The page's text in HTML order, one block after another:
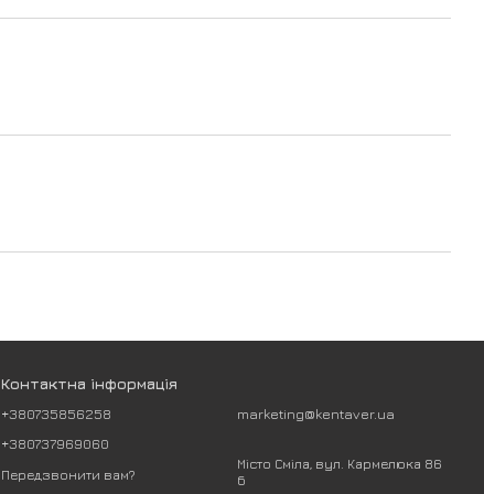
Контактна інформація
+380735856258
+380737969060
Передзвонити вам?
marketing@kentaver.ua
Місто Сміла, вул. Кармелюка 86
б